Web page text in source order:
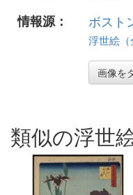
情報源：
ボスト
浮世絵
画像を
類似の浮世